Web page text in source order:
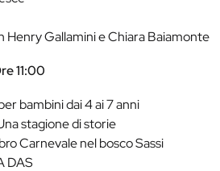
Henry Gallamini e Chiara Baiamonte
11:00
bambini dai 4 ai 7 anni
stagione di storie
Carnevale nel bosco Sassi
DAS